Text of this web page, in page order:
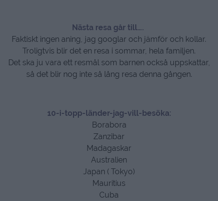
Nästa resa går till….
Faktiskt ingen aning, jag googlar och jämför och kollar.
Troligtvis blir det en resa i sommar, hela familjen.
Det ska ju vara ett resmål som barnen också uppskattar,
så det blir nog inte så lång resa denna gången.
10-i-topp-länder-jag-vill-besöka:
Borabora
Zanzibar
Madagaskar
Australien
Japan ( Tokyo)
Mauritius
Cuba